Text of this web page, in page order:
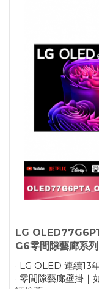
LG
G6零間隙藝廊系
· LG OLED 連續13
· 零間隙藝廊壁掛